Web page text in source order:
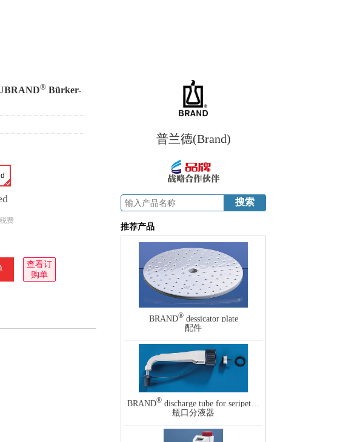
® Bürker-
费
查看订
购单
普兰德(Brand)
推荐产品
BRAND®dessicator plate
配件
BRAND® discharge tube for seripettor
瓶口分液器